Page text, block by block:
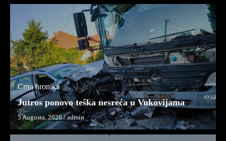
Crna hronika
Jutros ponovo teška nesreća u Vukovijama
5 Augusta, 2026/admin